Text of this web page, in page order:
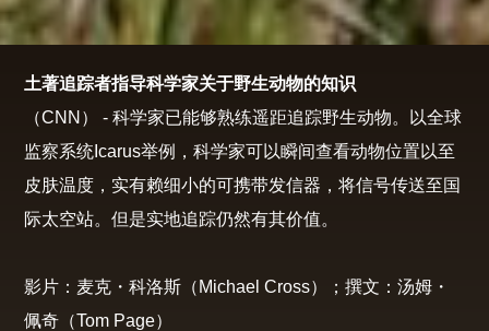
土著追踪者指导科学家关于野生动物的知识
（CNN） - 科学家已能够熟练遥距追踪野生动物。以全球
监察系统Icarus举例，科学家可以瞬间查看动物位置以至
皮肤温度，实有赖细小的可携带发信器，将信号传送至国
际太空站。但是实地追踪仍然有其价值。
影片：麦克・科洛斯（Michael Cross）；撰文：汤姆・
佩奇（Tom Page）